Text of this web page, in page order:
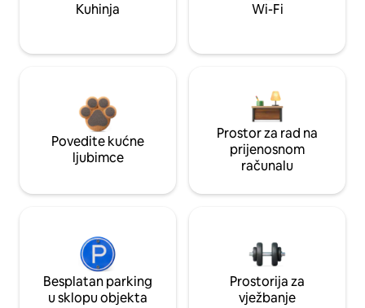
Kuhinja Wi-Fi
Povedite kućne
ljubimce
Prostor za rad na
prijenosnom
računalu
Besplatan parking
u sklopu objekta
Prostorija za
vježbanje